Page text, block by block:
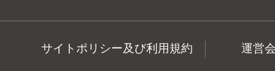
サイトポリシー及び利用規約 運営